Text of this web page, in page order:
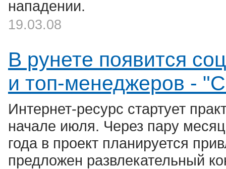
нападении.
19.03.08
В рунете появится
и топ-менеджеров -
Интернет-ресурс стартует
начале июля. Через пару
года в проект планируется
предложен развлекательный